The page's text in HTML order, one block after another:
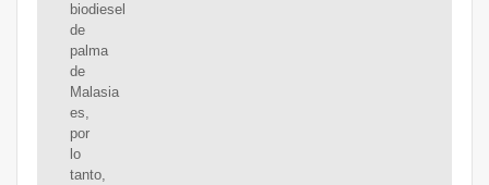
biodiesel
de
palma
de
Malasia
es,
por
lo
tanto,